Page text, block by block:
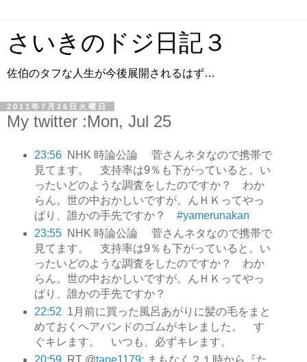
さいきのドジ日記３
佐伯のタフな人生が今後展開されるはず…
2011年7月26日火曜日
My twitter :Mon, Jul 25
23:56
NHK 時論公論 菅さんネタなので携帯で
見てます。 支持率は9％も下がっていると。い
ったいどのような調査をしたのですか？ わか
らん。世の中おかしいですが。んＨＫってやっ
ぱり、誰かの手先ですか？ #yamerunakan
23:55
NHK 時論公論 菅さんネタなので携帯で
見てます。 支持率は9％も下がっていると。い
ったいどのような調査をしたのですか？ わか
らん。世の中おかしいですが。んＨＫってやっ
ぱり、誰かの手先ですか？
22:52 1月前に買った風呂あがりに髪の毛をまと
めておくヘアバンドのゴムがキレました。 す
ぐキレます。 いつも、必ずキレます。
20:59
RT @tane1179: まもなく２１時から『た